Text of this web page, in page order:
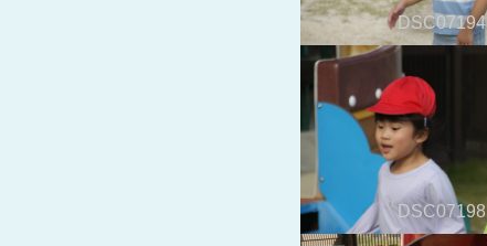
DSC07194
DSC07198